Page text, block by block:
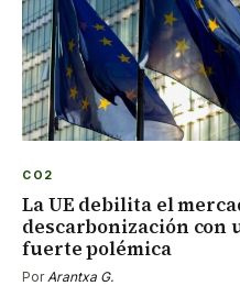
CO2
La UE debilita el
descarbonización con
fuerte polémica
Por Arantxa G.